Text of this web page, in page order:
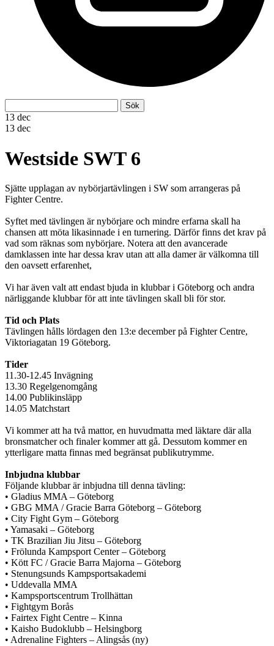
efter:
Sök
13 dec
13 dec
Westside SWT 6
Sjätte upplagan av nybörjartävlingen i SW som arrangeras på
Fighter Centre.
Syftet med tävlingen är nybörjare och mindre erfarna skall ha
chansen att möta likasinnade i en turnering. Därför finns det krav på
vad som räknas som nybörjare. Notera att den avancerade
damklassen inte har dessa krav utan att alla damer är välkomna till
den oavsett erfarenhet,
Vi har även valt att endast bjuda in klubbar i Göteborg och andra
närliggande klubbar för att inte tävlingen skall bli för stor.
Tid och Plats
Tävlingen hålls lördagen den 13:e december på Fighter Centre,
Viktoriagatan 19 Göteborg.
Tider
11.30-12.45 Invägning
13.30 Regelgenomgång
14.00 Publikinsläpp
14.05 Matchstart
Vi kommer att ha två mattor, en huvudmatta med läktare där alla
bronsmatcher och finaler kommer att gå. Dessutom kommer en
ytterligare matta finnas med begränsat publikutrymme.
Inbjudna klubbar
Följande klubbar är inbjudna till denna tävling:
• Gladius MMA – Göteborg
• GBG MMA / Gracie Barra Göteborg – Göteborg
• City Fight Gym – Göteborg
• Yamasaki – Göteborg
• TK Brazilian Jiu Jitsu – Göteborg
• Frölunda Kampsport Center – Göteborg
• Kött FC / Gracie Barra Majorna – Göteborg
• Stenungsunds Kampsportsakademi
• Uddevalla MMA
• Kampsportscentrum Trollhättan
• Fightgym Borås
• Fairtex Fight Centre – Kinna
• Kaisho Budoklubb – Helsingborg
• Adrenaline Fighters – Alingsås (ny)